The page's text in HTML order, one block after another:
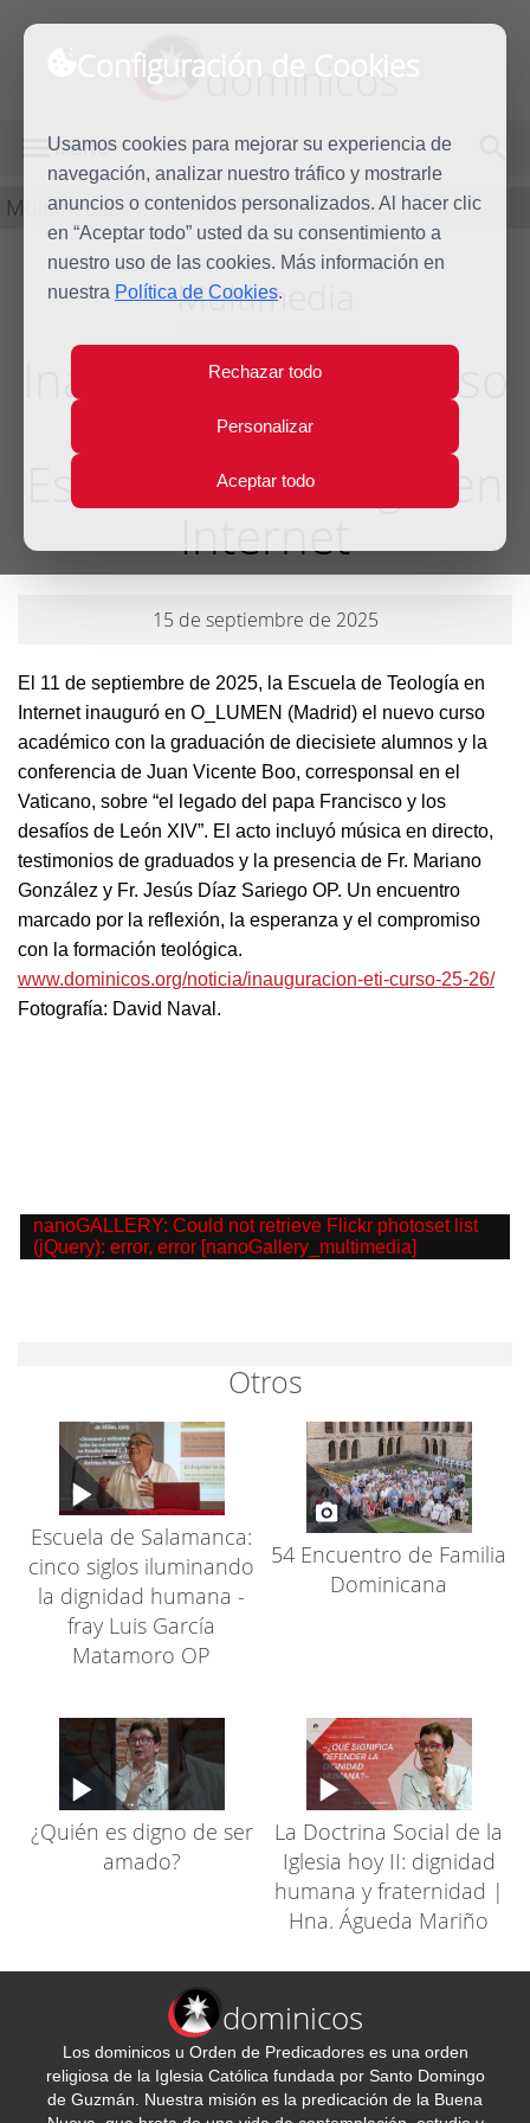
Configuración de Cookies
Usamos cookies para mejorar su experiencia de
navegación, analizar nuestro tráfico y mostrarle
anuncios o contenidos personalizados. Al hacer clic
en “Aceptar todo” usted da su consentimiento a
nuestro uso de las cookies. Más información en
nuestra Política de Cookies.
Rechazar todo
Personalizar
Aceptar todo
dominicos
MENÚ
Multimedia
Multimedia
Inauguración del curso
2025-2026 de la
Escuela de Teología en
Internet
15 de septiembre de 2025
El 11 de septiembre de 2025, la Escuela de Teología en
Internet inauguró en O_LUMEN (Madrid) el nuevo curso
académico con la graduación de diecisiete alumnos y la
conferencia de Juan Vicente Boo, corresponsal en el
Vaticano, sobre “el legado del papa Francisco y los
desafíos de León XIV”. El acto incluyó música en directo,
testimonios de graduados y la presencia de Fr. Mariano
González y Fr. Jesús Díaz Sariego OP. Un encuentro
marcado por la reflexión, la esperanza y el compromiso
con la formación teológica.
www.dominicos.org/noticia/inauguracion-eti-curso-25-26/
Fotografía: David Naval.
nanoGALLERY: Could not retrieve Flickr photoset list
(jQuery): error, error [nanoGallery_multimedia]
Otros
Escuela de Salamanca:
cinco siglos iluminando
la dignidad humana -
fray Luis García
Matamoro OP
54 Encuentro de Familia
Dominicana
¿Quién es digno de ser
amado?
La Doctrina Social de la
Iglesia hoy II: dignidad
humana y fraternidad |
Hna. Águeda Mariño
dominicos
Los dominicos u Orden de Predicadores es una orden
religiosa de la Iglesia Católica fundada por Santo Domingo
de Guzmán. Nuestra misión es la predicación de la Buena